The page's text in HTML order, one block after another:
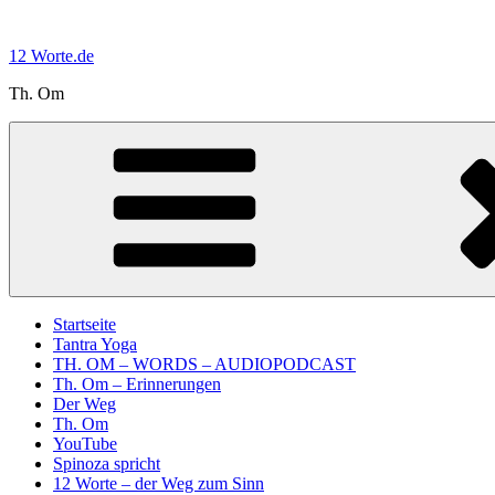
springen
12 Worte.de
Th. Om
Startseite
Tantra Yoga
TH. OM – WORDS – AUDIOPODCAST
Th. Om – Erinnerungen
Der Weg
Th. Om
YouTube
Spinoza spricht
12 Worte – der Weg zum Sinn